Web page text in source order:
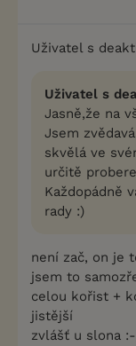
Uživatel s
Uživatel s
Jasně,že na
Jsem
skvělá ve
určitě
Každopádně
rady :)
není zač, on je
jsem to
celou kořist +
jistější
zvlášť u slona